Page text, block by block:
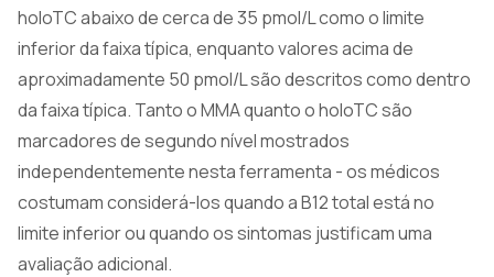
holoTC abaixo de cerca de 35 pmol/L como o limite
inferior da faixa típica, enquanto valores acima de
aproximadamente 50 pmol/L são descritos como dentro
da faixa típica. Tanto o MMA quanto o holoTC são
marcadores de segundo nível mostrados
independentemente nesta ferramenta - os médicos
costumam considerá-los quando a B12 total está no
limite inferior ou quando os sintomas justificam uma
avaliação adicional.